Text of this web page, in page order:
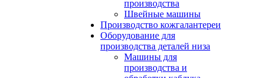
производства
Швейные машины
Производство кожгалантереи
Оборудование для
производства деталей низа
Машины для
производства и